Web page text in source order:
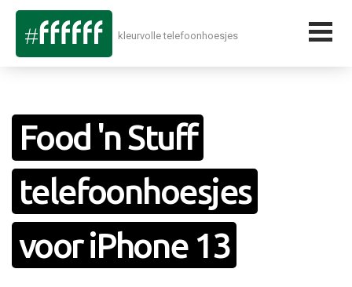
kleurvolle telefoonhoesjes
Food 'n Stuff
telefoonhoesjes
voor iPhone 13